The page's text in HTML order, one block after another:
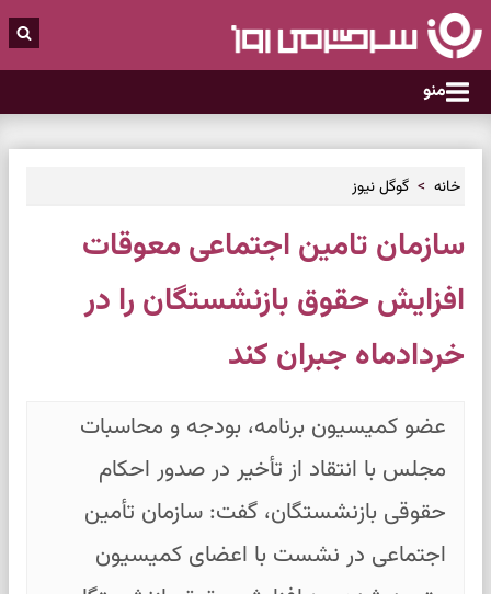
منو
خانه گوگل نیوز
سازمان تامین اجتماعی معوقات
افزایش حقوق بازنشستگان را در
خردادماه جبران کند
عضو کمیسیون برنامه، بودجه و محاسبات
مجلس با انتقاد از تأخیر در صدور احکام
حقوقی بازنشستگان، گفت: سازمان تأمین
اجتماعی در نشست با اعضای کمیسیون